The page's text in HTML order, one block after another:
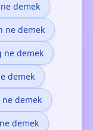
demek
ne demek
ne demek
demek
demek
demek